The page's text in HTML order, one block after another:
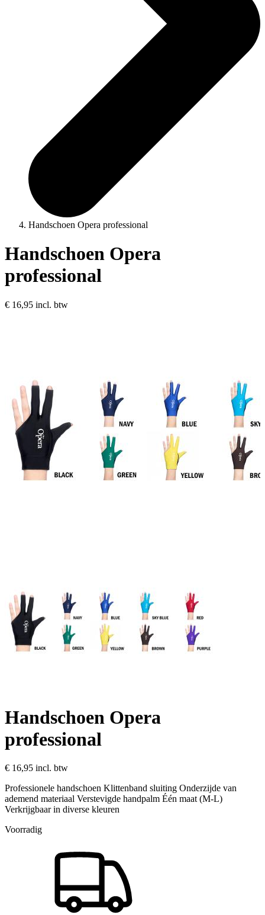
Handschoen Opera professional
Handschoen Opera
professional
€ 16,95 incl. btw
Handschoen Opera
professional
€ 16,95 incl. btw
Professionele handschoen Klittenband sluiting Onderzijde van
ademend materiaal Verstevigde handpalm Één maat (M-L)
Verkrijgbaar in diverse kleuren
Voorradig